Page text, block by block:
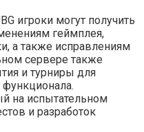
игроки могут получить
геймплея,
а также исправлениям
сервере также
и турниры для
функционала.
на испытательном
и разработок